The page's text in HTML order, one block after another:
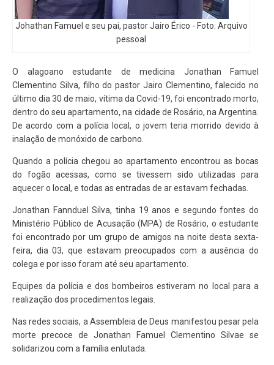
Johathan Famuel e seu pai, pastor Jairo Érico - Foto: Arquivo
pessoal
O alagoano estudante de medicina Jonathan Famuel
Clementino Silva, filho do pastor Jairo Clementino, falecido no
último dia 30 de maio, vítima da Covid-19, foi encontrado morto,
dentro do seu apartamento, na cidade de Rosário, na Argentina.
De acordo com a polícia local, o jovem teria morrido devido à
inalação de monóxido de carbono.
Quando a polícia chegou ao apartamento encontrou as bocas
do fogão acessas, como se tivessem sido utilizadas para
aquecer o local, e todas as entradas de ar estavam fechadas.
Jonathan Fannduel Silva, tinha 19 anos e segundo fontes do
Ministério Público de Acusação (MPA) de Rosário, o estudante
foi encontrado por um grupo de amigos na noite desta sexta-
feira, dia 03, que estavam preocupados com a ausência do
colega e por isso foram até seu apartamento.
Equipes da polícia e dos bombeiros estiveram no local para a
realização dos procedimentos legais.
Nas redes sociais, a Assembleia de Deus manifestou pesar pela
morte precoce de Jonathan Famuel Clementino Silvae se
solidarizou com a família enlutada.